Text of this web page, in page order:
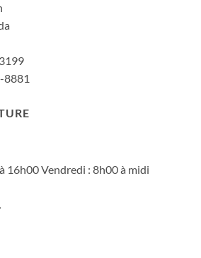
8881
16h00 Vendredi : 8h00 à midi